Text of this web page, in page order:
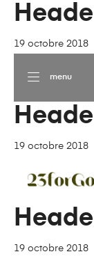
19 octobre 2018
menu
19 octobre 2018
19 octobre 2018